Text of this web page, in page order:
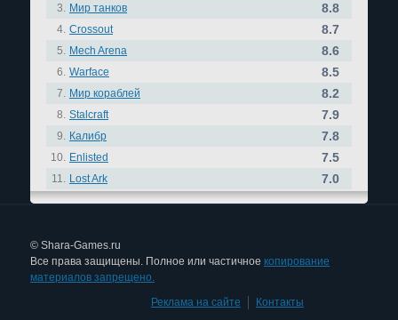
3. Мир танков 8.8
4. Crossout 8.7
5. Mech Arena 8.6
6. Warface 8.5
7. Мир кораблей 8.2
8. Stalcraft 7.9
9. Калибр 7.8
10. Enlisted 7.5
11. Lost Ark 7.0
© Shara-Games.ru
Все права защищены. Полное или частичное копирование
материалов запрещено.
Реклама на сайте
Контакты